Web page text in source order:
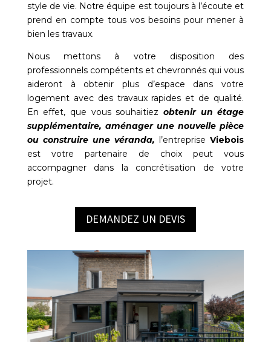
style de vie. Notre équipe est toujours à l’écoute et
prend en compte tous vos besoins pour mener à
bien les travaux.
Nous mettons à votre disposition des
professionnels compétents et chevronnés qui vous
aideront à obtenir plus d’espace dans votre
logement avec des travaux rapides et de qualité.
En effet, que vous souhaitiez obtenir un étage
supplémentaire, aménager une nouvelle pièce
ou construire une véranda, l’entrepriseViebois
est votre partenaire de choix peut vous
accompagner dans la concrétisation de votre
projet.
DEMANDEZ UN DEVIS